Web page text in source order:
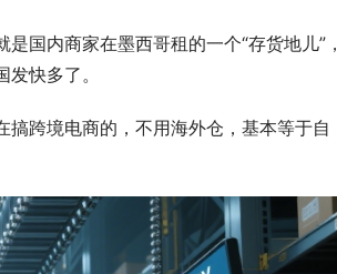
国内商家在墨西哥租的一个“存货地儿”，
快多了。
跨境电商的，不用海外仓，基本等于自